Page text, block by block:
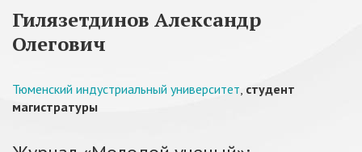
Гилязетдинов Александр
Олегович
Тюменский индустриальный университет, студент
магистратуры